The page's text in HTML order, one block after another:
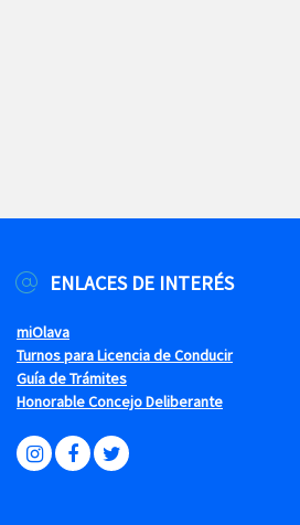
ENLACES DE INTERÉS
miOlava
Turnos para Licencia de Conducir
Guía de Trámites
Honorable Concejo Deliberante